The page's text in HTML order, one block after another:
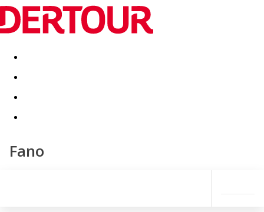
Destinatii Vacanta perfecta OFERTE DE NERATAT
Fano